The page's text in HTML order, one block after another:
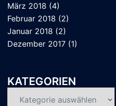
März 2018 (4)
Februar 2018 (2)
Januar 2018 (2)
Dezember 2017 (1)
KATEGORIEN